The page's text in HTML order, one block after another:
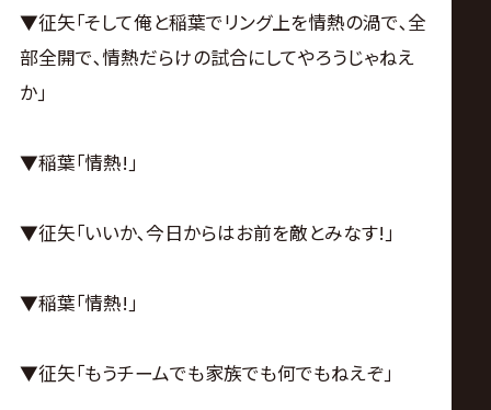
▼征矢｢そして俺と稲葉でリング上を情熱の渦で､全
部全開で､情熱だらけの試合にしてやろうじゃねえ
か｣
▼稲葉｢情熱!｣
▼征矢｢いいか､今日からはお前を敵とみなす!｣
▼稲葉｢情熱!｣
▼征矢｢もうチームでも家族でも何でもねえぞ｣